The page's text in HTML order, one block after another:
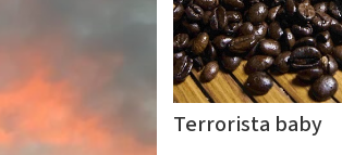
Terrorista baby